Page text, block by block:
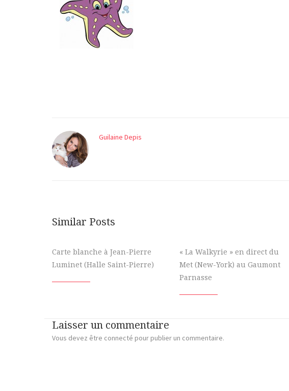
Guilaine Depis
Similar Posts
Carte blanche à Jean-Pierre
Luminet (Halle Saint-Pierre)
« La Walkyrie » en direct du
Met (New-York) au Gaumont
Parnasse
Laisser un commentaire
Vous devez être connecté pour publier un commentaire.